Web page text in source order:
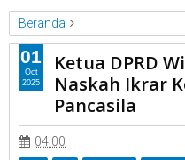
Beranda
Ketua DPRD Wirman Putra
Kepada Pancasila
Ketua DPRD Wirman Putra
Kepada Pancasila
Ketua DPRD
Naskah Ikrar
Pancasila
04.00
01
Oct
2025